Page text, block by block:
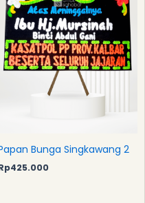
Bunga Singkawang 2
425.000